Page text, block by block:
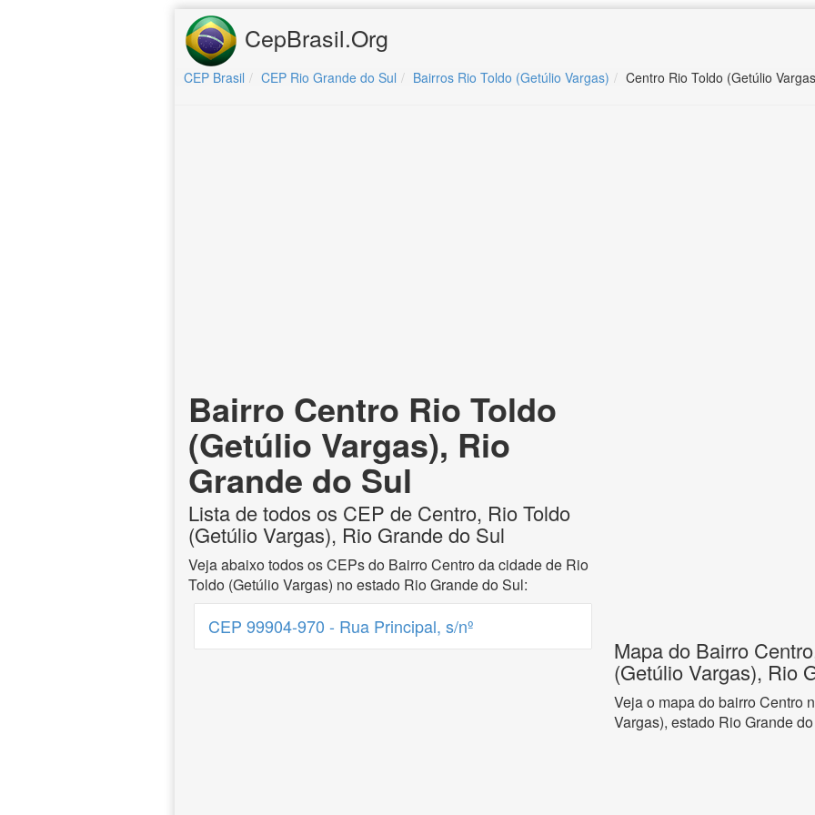
CepBrasil.Org
CEP Brasil CEP Rio Grande do Sul Bairros Rio Toldo (Getúlio Vargas) Centro Rio Toldo (Getúlio
Bairro Centro Rio Toldo
(Getúlio Vargas), Rio
Grande do Sul
Lista de todos os CEP de Centro, Rio Toldo
(Getúlio Vargas), Rio Grande do Sul
Veja abaixo todos os CEPs do Bairro Centro da cidade de Rio
Toldo (Getúlio Vargas) no estado Rio Grande do Sul:
CEP 99904-970 - Rua Principal, s/nº
Mapa do Bairro
(Getúlio Vargas), Rio
Veja o mapa do bairro Centro
Vargas), estado Rio Grande